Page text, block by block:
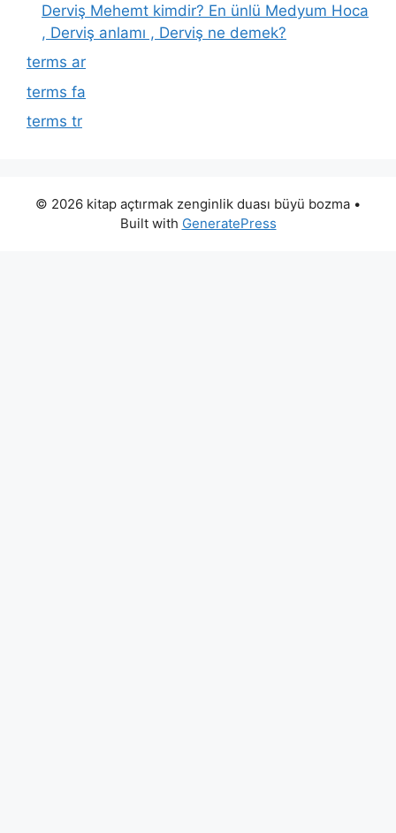
Derviş Mehemt kimdir? En ünlü Medyum Hoca
, Derviş anlamı , Derviş ne demek?
terms ar
terms fa
terms tr
© 2026 kitap açtırmak zenginlik duası büyü bozma •
Built with GeneratePress